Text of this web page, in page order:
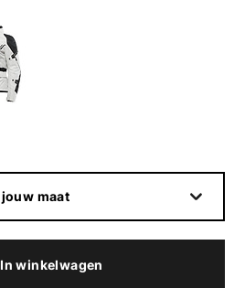
maat
In winkelwagen